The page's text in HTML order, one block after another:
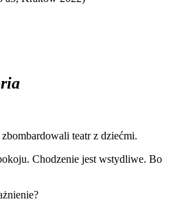
teatr z dziećmi.
Chodzenie jest wstydliwe. Bo